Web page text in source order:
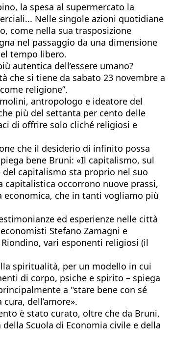
la spesa al supermercato la
Nelle singole azioni quotidiane
come nella sua trasposizione
nel passaggio da una dimensione
tempo libero.
autentica dell’essere umano?
che si tiene da sabato 23 novembre a
religione”.
antropologo e ideatore del
più del settanta per cento delle
di offrire solo cliché religiosi e
che il desiderio di infinito possa
bene Bruni: «Il capitalismo, sul
capitalismo sta proprio nel suo
capitalistica occorrono nuove prassi,
economica, che in tanti vogliamo più
ed esperienze nelle città
Stefano Zamagni e
vari esponenti religiosi (il
spiritualità, per un modello in cui
di corpo, psiche e spirito – spiega
a "stare bene con sé
dell’amore».
è stato curato, oltre che da Bruni,
Scuola di Economia civile e della